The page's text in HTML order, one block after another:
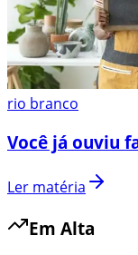
rio branco
Você já ouviu
Ler matéria
Em Alta